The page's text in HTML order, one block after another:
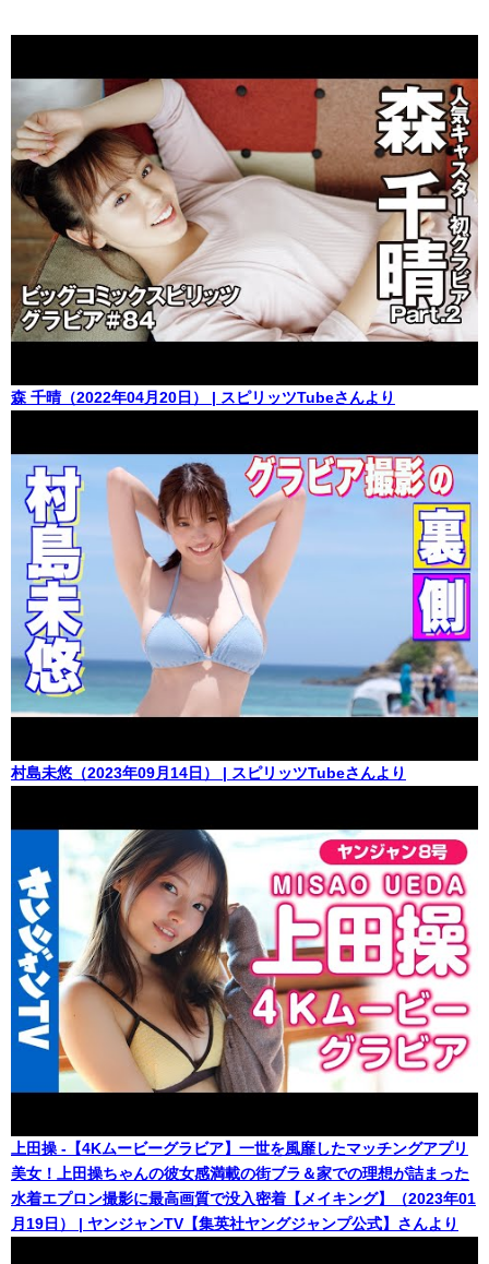
森 千晴（2022年04月20日） | スピリッツTubeさんより
村島未悠（2023年09月14日） | スピリッツTubeさんより
上田操 -【4Kムービーグラビア】一世を風靡したマッチングアプリ
美女！上田操ちゃんの彼女感満載の街ブラ＆家での理想が詰まった
水着エプロン撮影に最高画質で没入密着【メイキング】（2023年01
月19日） | ヤンジャンTV【集英社ヤングジャンプ公式】さんより